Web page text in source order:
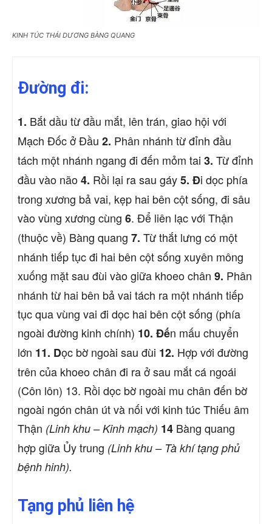
KINH TÚC THÁI DƯƠNG BÀNG QUANG
Đường đi:
1. Bắt dầu từ đầu mắt, lên trán, giao hội với
Mạch Đốc ở Đầu 2. Phân nhánh từ đỉnh đầu
tách một nhánh ngang đi đến mỏm tai 3. Từ đỉnh
đầu vào não4. Rồi lại ra sau gáy5. Đi dọc phía
trong xương bả vai, kẹp hai bên cột sống, đi sâu
vào vùng xương cùng 6. Để liên lạc với Thận
(thuộc về) Bàng quang 7. Từ thắt lưng có một
nhánh tiếp tục đi hai bên cột sống xuyên mông
xuống mặt sau đùi vào giữa khoeo chân 9. Phân
nhánh từ hai bên bả vai tách ra một nhánh tiếp
tục qua vùng vai đi dọc hai bên cột sống (phía
ngoài đường kinh chính) 10. Đến mấu chuyển
lớn 11. Dọc bờ ngoài sau đùi 12. Hợp với đường
trên của khoeo chân đi ra ở sau mắt cá ngoái
(Côn lôn) 13. Rồi dọc bờ ngoài mu chân đến bờ
ngoài ngón chân út và nối với kinh túc Thiếu âm
Thận (Linh khu – Kinh mạch) 14 Bàng quang
hợp giữa Ủy trung (Linh khu – Tà khí tạng phủ
bệnh hinh).
Tạng phủ liên hệ